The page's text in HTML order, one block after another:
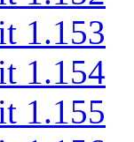
1.153
1.154
1.155